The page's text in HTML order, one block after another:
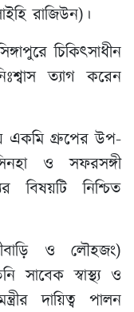
রাজিউন)।
চিকিৎসাধীন
ত্যাগ করেন
একমি গ্রুপের উপ-
ও সফরসঙ্গী
বিষয়টি নিশ্চিত
ও লৌহজং)
সাবেক স্বাস্থ্য ও
দায়িত্ব পালন